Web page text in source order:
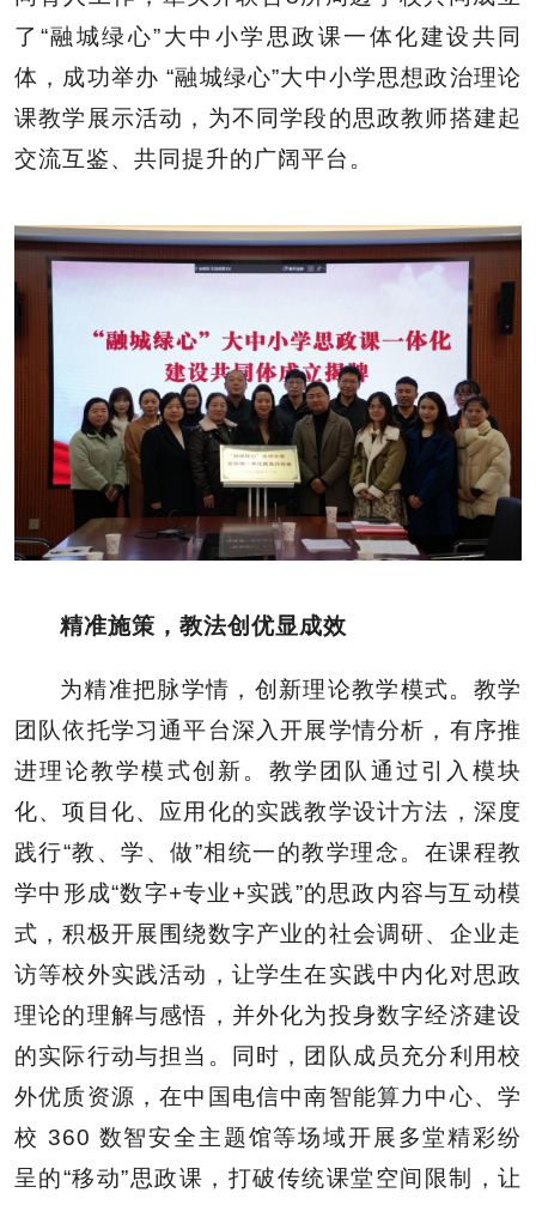
了“融城绿心”大中小学思政课一体化建设共同
体，成功举办 “融城绿心”大中小学思想政治理论
课教学展示活动，为不同学段的思政教师搭建起
交流互鉴、共同提升的广阔平台。
精准施策，教法创优显成效
为精准把脉学情，创新理论教学模式。教学
团队依托学习通平台深入开展学情分析，有序推
进理论教学模式创新。教学团队通过引入模块
化、项目化、应用化的实践教学设计方法，深度
践行“教、学、做”相统一的教学理念。在课程教
学中形成“数字+专业+实践”的思政内容与互动模
式，积极开展围绕数字产业的社会调研、企业走
访等校外实践活动，让学生在实践中内化对思政
理论的理解与感悟，并外化为投身数字经济建设
的实际行动与担当。同时，团队成员充分利用校
外优质资源，在中国电信中南智能算力中心、学
校 360 数智安全主题馆等场域开展多堂精彩纷
呈的“移动”思政课，打破传统课堂空间限制，让